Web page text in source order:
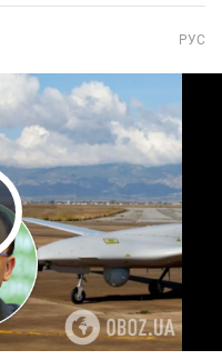
РУС
Video